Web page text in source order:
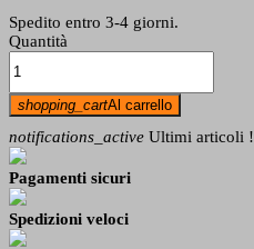
Spedito entro 3-4 giorni.
Quantità
shopping_cartAl carrello
notifications_active Ultimi articoli !
Pagamenti sicuri
Spedizioni veloci